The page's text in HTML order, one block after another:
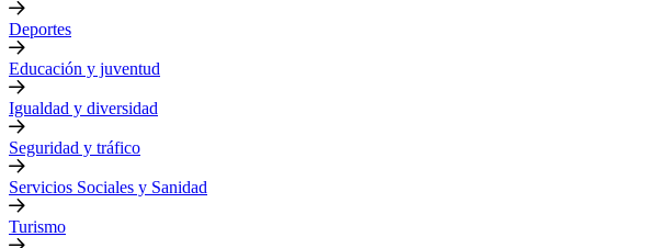
Deportes
Educación y juventud
Igualdad y diversidad
Seguridad y tráfico
Servicios Sociales y Sanidad
Turismo